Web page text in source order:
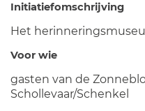
Initiatiefomschrijving
Het
Voor wie
gasten van de
Schollevaar/Schenkel